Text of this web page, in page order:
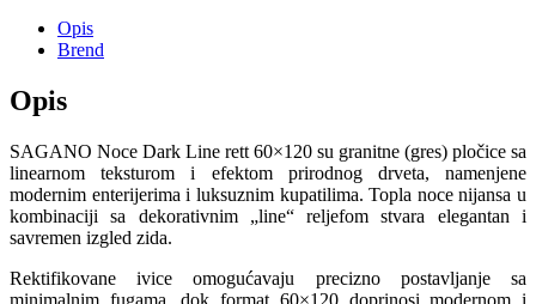
Opis
Brend
Opis
SAGANO Noce Dark Line rett 60×120 su granitne (gres) pločice sa
linearnom teksturom i efektom prirodnog drveta, namenjene
modernim enterijerima i luksuznim kupatilima. Topla noce nijansa u
kombinaciji sa dekorativnim „line“ reljefom stvara elegantan i
savremen izgled zida.
Rektifikovane ivice omogućavaju precizno postavljanje sa
minimalnim fugama, dok format 60×120 doprinosi modernom i